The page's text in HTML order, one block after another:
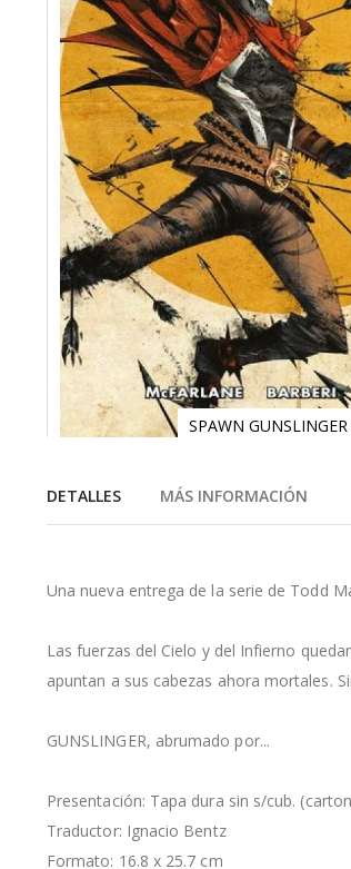
SPAWN GUNSLINGER
comienzo
la
imágenes
DETALLES
Una nueva entrega de la serie de Todd
Las fuerzas del Cielo y del Infierno
apuntan a sus cabezas ahora mortales.
GUNSLINGER, abrumado por...
Presentación: Tapa dura sin s/cub.
Traductor: Ignacio Bentz
Formato: 16.8 x 25.7 cm
MÁS INFORMACIÓN